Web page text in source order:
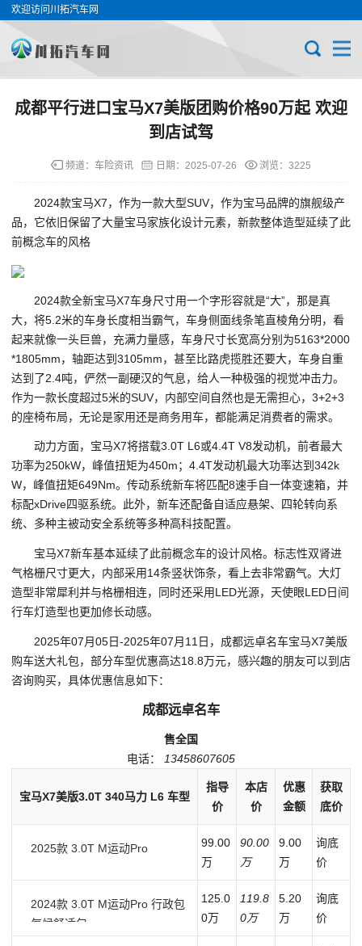
欢迎访问川拓汽车网
成都平行进口宝马X7美版团购价格90万起 欢迎
到店试驾
频道： 车险资讯 日期： 2025-07-26 浏览：3225
2024款宝马X7，作为一款大型SUV，作为宝马品牌的旗舰级产
品，它依旧保留了大量宝马家族化设计元素，新款整体造型延续了此
前概念车的风格
2024款全新宝马X7车身尺寸用一个字形容就是“大”，那是真
大，将5.2米的车身长度相当霸气，车身侧面线条笔直棱角分明，看
起来就像一头巨兽，充满力量感，车身尺寸长宽高分别为5163*2000
*1805mm，轴距达到3105mm，甚至比路虎揽胜还要大，车身自重
达到了2.4吨，俨然一副硬汉的气息，给人一种极强的视觉冲击力。
作为一款长度超过5米的SUV，内部空间自然也是无需担心，3+2+3
的座椅布局，无论是家用还是商务用车，都能满足消费者的需求。
动力方面，宝马X7将搭载3.0T L6或4.4T V8发动机，前者最大
功率为250kW，峰值扭矩为450m；4.4T发动机最大功率达到342k
W，峰值扭矩649Nm。传动系统新车将匹配8速手自一体变速箱，并
标配xDrive四驱系统。此外，新车还配备自适应悬架、四轮转向系
统、多种主被动安全系统等多种高科技配置。
宝马X7新车基本延续了此前概念车的设计风格。标志性双肾进
气格栅尺寸更大，内部采用14条竖状饰条，看上去非常霸气。大灯
造型非常犀利并与格栅相连，同时还采用LED光源，天使眼LED日间
行车灯造型也更加修长动感。
2025年07月05日-2025年07月11日，成都远卓名车宝马X7美版
购车送大礼包，部分车型优惠高达18.8万元，感兴趣的朋友可以到店
咨询购买，具体优惠信息如下：
成都远卓名车
售全国
电话：
13458607605
宝马X7美版3.0T 340马力 L6 车型
指导
价
本店
价
优惠
金额
获取
底价
2025款 3.0T M运动Pro
99.00
万
90.00
万
9.00
万
询底
价
2024款 3.0T M运动Pro 行政包
气候舒适包
125.0
0万
119.8
0万
5.20
万
询底
价